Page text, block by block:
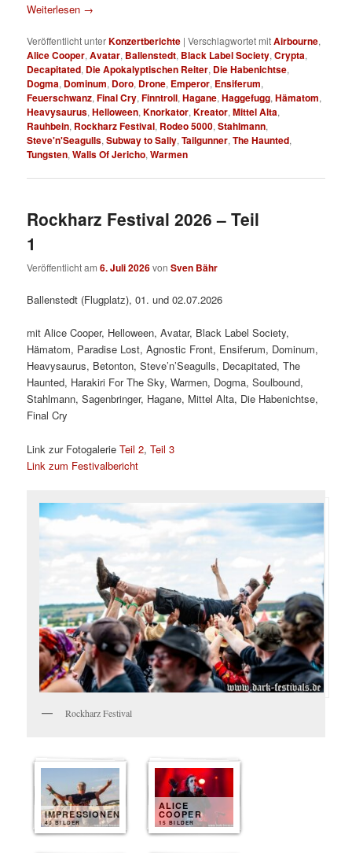
Weiterlesen →
Veröffentlicht unterKonzertberichte |Verschlagwortet mitAirbourne,
Alice Cooper,Avatar, Ballenstedt, Black Label Society,Crypta,
Decapitated, Die Apokalyptischen Reiter, Die Habenichtse,
Dogma, Dominum, Doro, Drone, Emperor, Ensiferum,
Feuerschwanz,Final Cry,Finntroll,Hagane,Haggefugg,Hämatom,
Heavysaurus,Helloween,Knorkator,Kreator,Mittel Alta,
Rauhbein, Rockharz Festival, Rodeo 5000,Stahlmann,
Steve'n'Seagulls,Subway to Sally,Tailgunner,The Haunted,
Tungsten,Walls Of Jericho,Warmen
Rockharz Festival 2026 – Teil
1
Veröffentlicht am6. Juli 2026vonSven Bähr
Ballenstedt (Flugplatz), 01. und 02.07.2026
mit Alice Cooper, Helloween, Avatar, Black Label Society,
Hämatom, Paradise Lost, Agnostic Front, Ensiferum, Dominum,
Heavysaurus, Betonton, Steve’n’Seagulls, Decapitated, The
Haunted, Harakiri For The Sky, Warmen, Dogma, Soulbound,
Stahlmann, Sagenbringer, Hagane, Mittel Alta, Die Habenichtse,
Final Cry
Link zur FotogalerieTeil 2,Teil 3
Link zum Festivalbericht
Rockharz Festival
IMPRESSIONEN
40 BILDER
ALICE
COOPER
15 BILDER